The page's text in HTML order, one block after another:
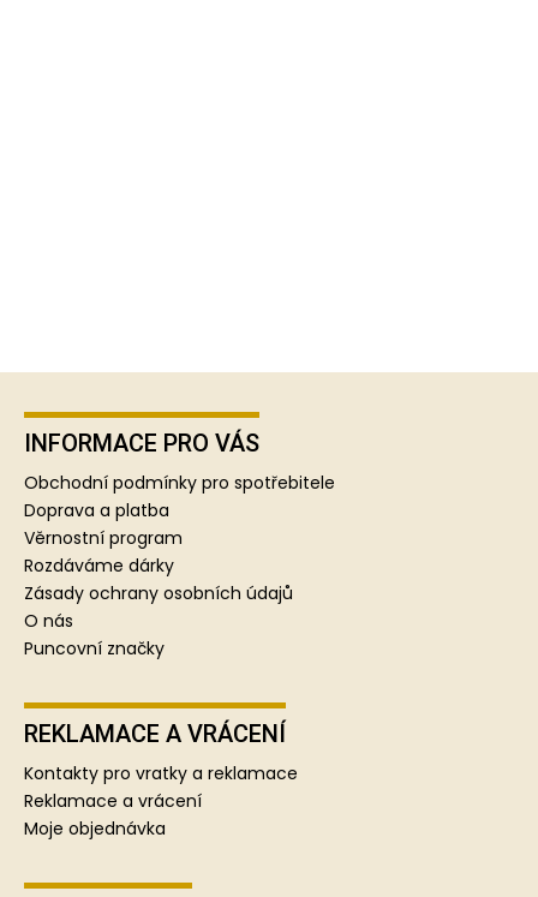
Z
INFORMACE PRO VÁS
Obchodní podmínky pro spotřebitele
Doprava a platba
Věrnostní program
Rozdáváme dárky
Zásady ochrany osobních údajů
O nás
Puncovní značky
REKLAMACE A VRÁCENÍ
Kontakty pro vratky a reklamace
Reklamace a vrácení
Moje objednávka